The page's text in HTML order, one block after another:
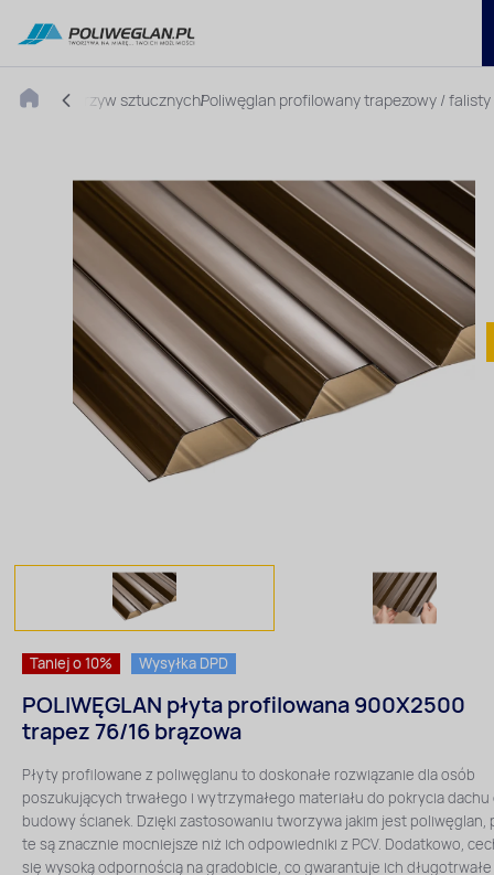
Płyty z tworzyw sztucznychPoliwęglan profilowany trapezowy / falisty
Taniej o 10% Wysyłka DPD
POLIWĘGLAN płyta profilowana 900X2500
trapez 76/16 brązowa
Płyty profilowane z poliwęglanu to doskonałe rozwiązanie dla osób
poszukujących trwałego i wytrzymałego materiału do pokrycia dachu
budowy ścianek. Dzięki zastosowaniu tworzywa jakim jest poliwęglan,
te są znacznie mocniejsze niż ich odpowiedniki z PCV. Dodatkowo,
się wysoką odpornością na gradobicie, co gwarantuje ich długotrwałe